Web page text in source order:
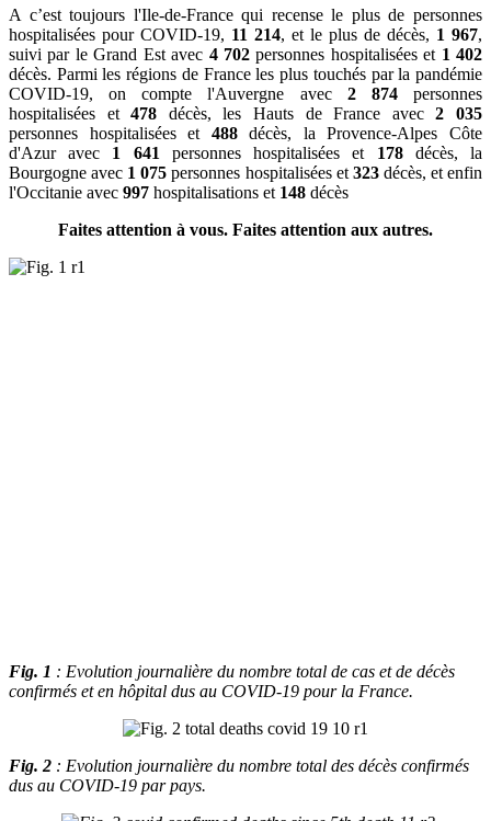
A c’est toujours l'Ile-de-France qui recense le plus de personnes
hospitalisées pour COVID-19, 11 214, et le plus de décès, 1 967,
suivi par le Grand Est avec 4 702personnes hospitalisées et 1 402
décès. Parmi les régions de France les plus touchés par la pandémie
COVID-19, on compte l'Auvergne avec 2 874personnes
hospitalisées et478 décès, les Hauts de France avec2 035
personnes hospitalisées et 488décès, la Provence-Alpes Côte
d'Azur avec 1 641 personnes hospitalisées et 178décès, la
Bourgogne avec 1 075 personnes hospitalisées et 323décès, et enfin
l'Occitanie avec 997 hospitalisations et 148 décès
Faites attention à vous. Faites attention aux autres.
Fig. 1 : Evolution journalière du nombre total de cas et de décès
confirmés et en hôpital dus au COVID-19 pour la France.
Fig. 2 : Evolution journalière du nombre total des décès confirmés
dus au COVID-19 par pays.